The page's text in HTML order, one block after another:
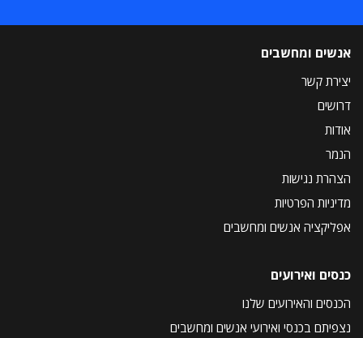
אנשים ומחשבים
יצירת קשר
דרושים
אודות
הנמר
הצהרת נגישות
מדיניות הפרטיות
אפליקציה אנשים ומחשבים
כנסים ואירועים
הכנסים והאירועים שלנו
נצפיתם בכנסי ואירועי אנשים ומחשבים